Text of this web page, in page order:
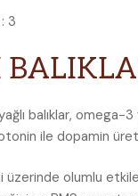
balıklar, omega-
ile dopamin
olumlu